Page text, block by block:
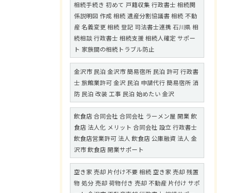
相続手続き 初めて 戸籍収集 行政書士 相続関
係説明図 作成 相続 遺産分割協議書 相続 不動
産 名義変更 相続 登記 司法書士連携 石川県 相
続相談 行政書士 相続支援 相続人確定 サポー
ト 家族間の相続トラブル防止
金沢市 民泊 金沢市 簡易宿所 民泊 許可 行政書
士 旅館業許可 金沢 民泊 申請代行 簡易宿所 消
防 民泊 改装 工事 民泊 始めたい 金沢
飲食店 合同会社 合同会社 ラーメン屋 開業 飲
食店 法人化 メリット 合同会社 設立 行政書士
飲食店営業許可 法人 飲食店 公庫融資 法人 金
沢市 飲食店 開業サポート
空き家 売却 片付け不要 相続 空き家 売却 残置
物 処分 売却 荷物付き 売却 不動産 片付け サポ